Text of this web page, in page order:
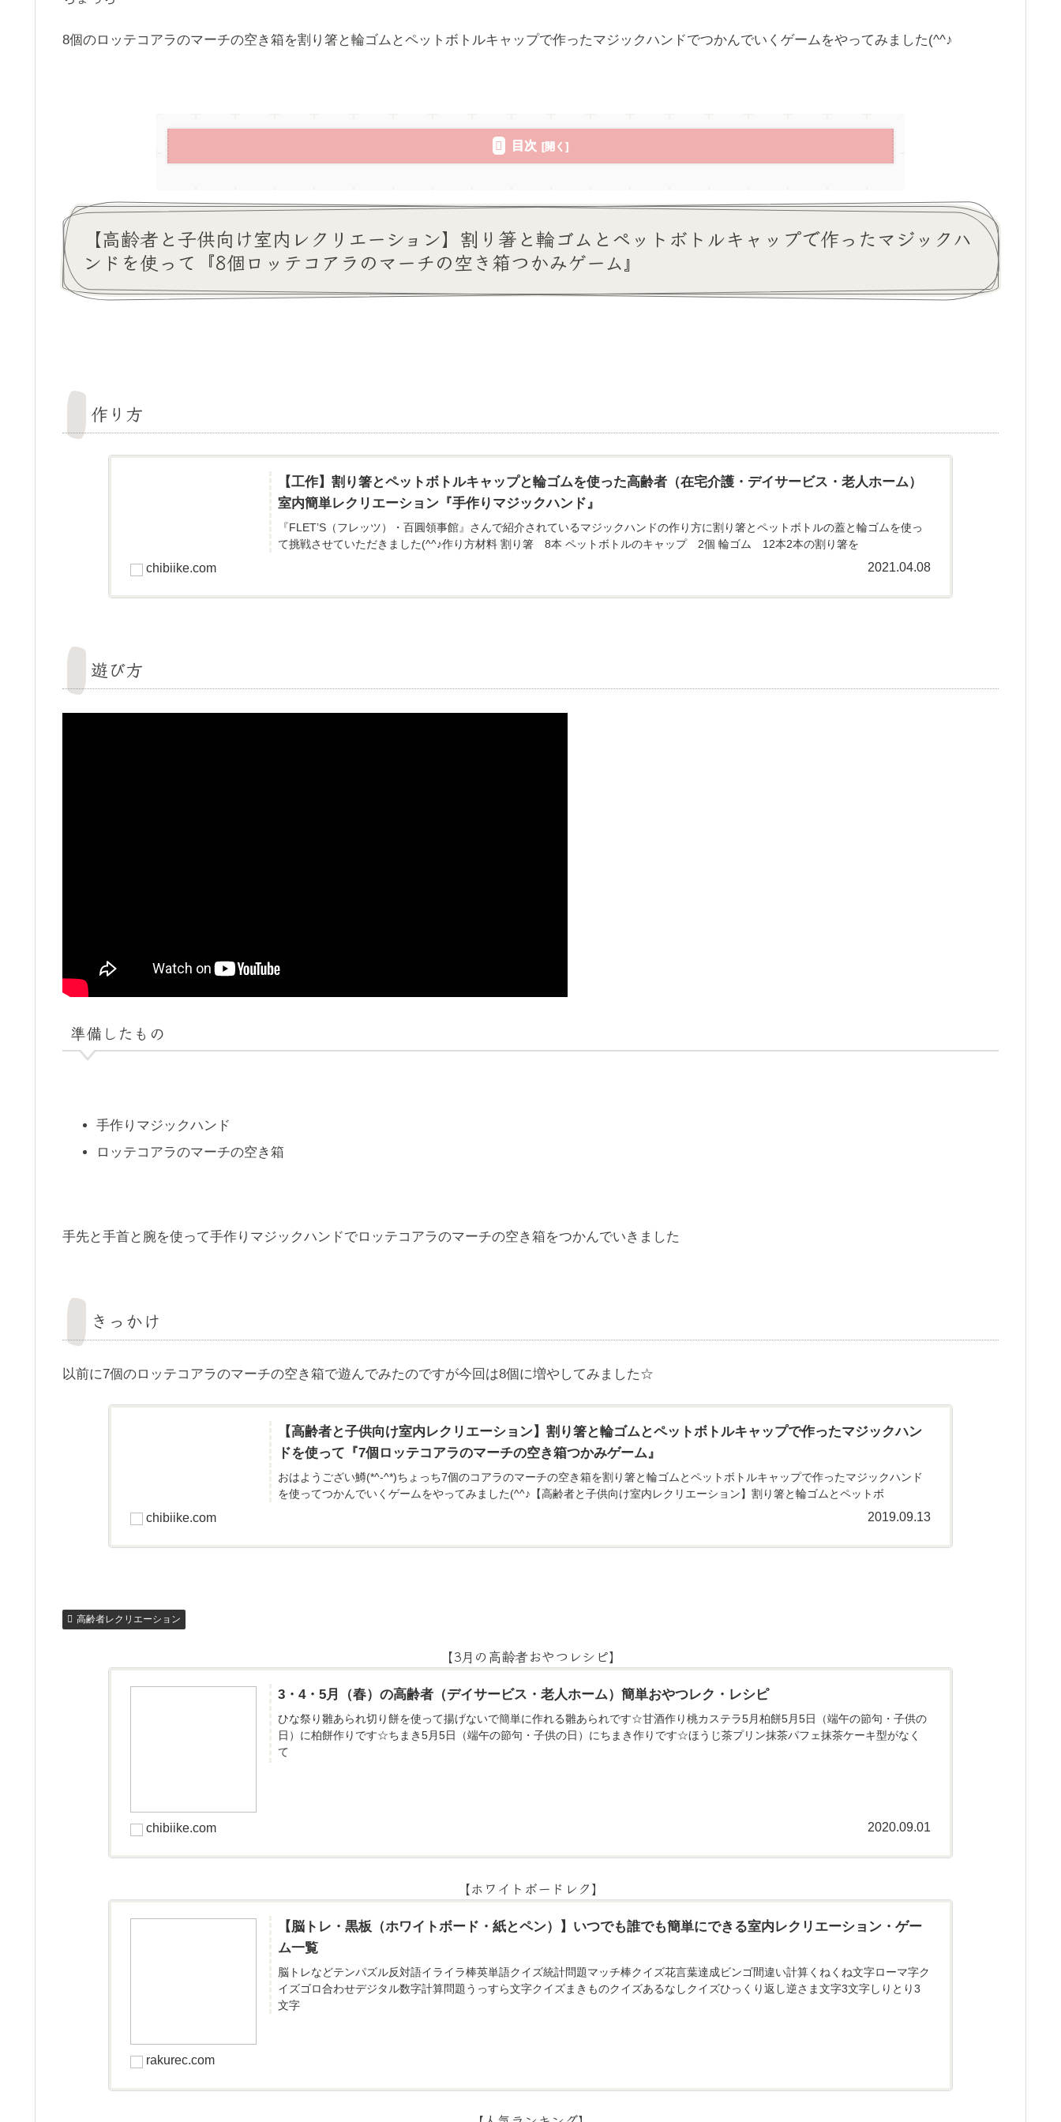
8個のロッテコアラのマーチの空き箱を割り箸と輪ゴムとペットボトルキャップで作ったマジックハンドでつかんでいくゲームをやってみました(^^♪
目次
【高齢者と子供向け室内レクリエーション】割り箸と輪ゴムとペットボトルキャップで作ったマジックハ
ンドを使って『8個ロッテコアラのマーチの空き箱つかみゲーム』
作り方
【工作】割り箸とペットボトルキャップと輪ゴムを使った高齢者（在宅介護・デイサービス・老人ホーム）
室内簡単レクリエーション『手作りマジックハンド』
『FLET’S（フレッツ）・百圓領事館』さんで紹介されているマジックハンドの作り方に割り箸とペットボトルの蓋と輪ゴムを使っ
て挑戦させていただきました(^^♪作り方材料 割り箸 8本 ペットボトルのキャップ 2個 輪ゴム 12本2本の割り箸を
chibiike.com 2021.04.08
遊び方
準備したもの
手作りマジックハンド
ロッテコアラのマーチの空き箱
手先と手首と腕を使って手作りマジックハンドでロッテコアラのマーチの空き箱をつかんでいきました
きっかけ
以前に7個のロッテコアラのマーチの空き箱で遊んでみたのですが今回は8個に増やしてみました☆
【高齢者と子供向け室内レクリエーション】割り箸と輪ゴムとペットボトルキャップで作ったマジックハン
ドを使って『7個ロッテコアラのマーチの空き箱つかみゲーム』
おはようござい鱒(*^-^*)ちょっち7個のコアラのマーチの空き箱を割り箸と輪ゴムとペットボトルキャップで作ったマジックハンド
を使ってつかんでいくゲームをやってみました(^^♪【高齢者と子供向け室内レクリエーション】割り箸と輪ゴムとペットボ
chibiike.com 2019.09.13
高齢者レクリエーション
【3月の高齢者おやつレシピ】
3・4・5月（春）の高齢者（デイサービス・老人ホーム）簡単おやつレク・レシピ
ひな祭り雛あられ切り餅を使って揚げないで簡単に作れる雛あられです☆甘酒作り桃カステラ5月柏餅5月5日（端午の節句・子供の
日）に柏餅作りです☆ちまき5月5日（端午の節句・子供の日）にちまき作りです☆ほうじ茶プリン抹茶パフェ抹茶ケーキ型がなく
て
chibiike.com 2020.09.01
【ホワイトボードレク】
【脳トレ・黒板（ホワイトボード・紙とペン）】いつでも誰でも簡単にできる室内レクリエーション・ゲー
ム一覧
脳トレなどテンパズル反対語イライラ棒英単語クイズ統計問題マッチ棒クイズ花言葉達成ビンゴ間違い計算くねくね文字ローマ字ク
イズゴロ合わせデジタル数字計算問題うっすら文字クイズまきものクイズあるなしクイズひっくり返し逆さま文字3文字しりとり3
文字
rakurec.com